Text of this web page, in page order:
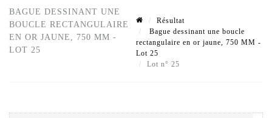
BAGUE DESSINANT UNE
BOUCLE RECTANGULAIRE
EN OR JAUNE, 750 MM -
LOT 25
Résultat
Bague dessinant une boucle
rectangulaire en or jaune, 750 MM -
Lot 25
Lot n° 25